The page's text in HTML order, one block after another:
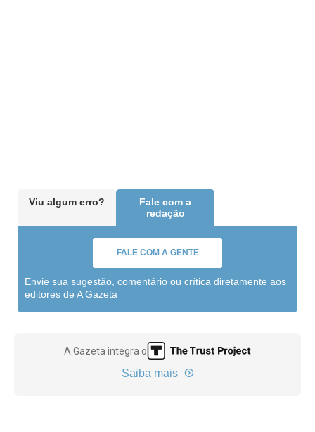
Viu algum erro?
Fale com a
redação
FALE COM A GENTE
Envie sua sugestão, comentário ou crítica diretamente aos
editores de A Gazeta
A Gazeta integra o
Saiba mais